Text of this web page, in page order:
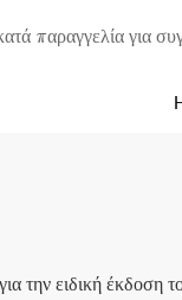
παραγγελία για
την ειδική έκδοση